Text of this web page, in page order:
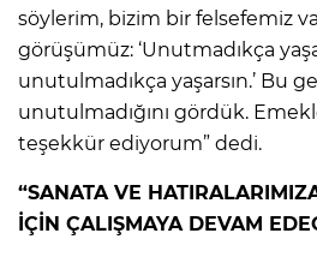
söylerim, bizim bir felsefemiz
görüşümüz: ‘Unutmadıkça
unutulmadıkça yaşarsın.’ Bu
unutulmadığını gördük.
teşekkür ediyorum” dedi.
“SANATA VE
İÇİN ÇALIŞMAYA DEVAM